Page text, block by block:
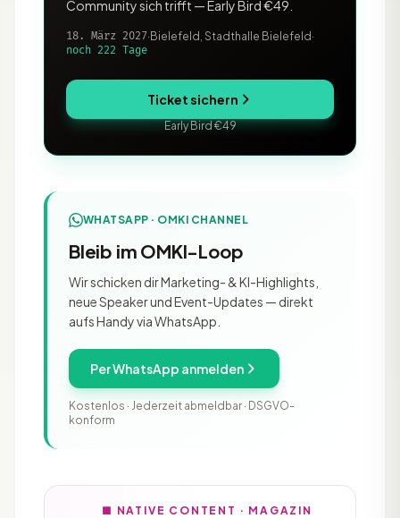
Community sich trifft — Early Bird €49.
18. März 2027· Bielefeld, Stadthalle Bielefeld ·
noch 222 Tage
Ticket sichern
Early Bird €49
WHATSAPP · OMKI CHANNEL
Bleib im OMKI-Loop
Wir schicken dir Marketing- & KI-Highlights,
neue Speaker und Event-Updates — direkt
aufs Handy via WhatsApp.
Per WhatsApp anmelden
Kostenlos · Jederzeit abmeldbar · DSGVO-
konform
■ NATIVE CONTENT · MAGAZIN